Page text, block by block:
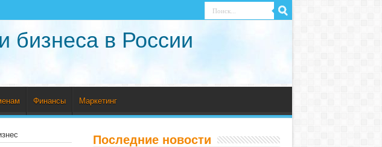
бизнеса в России
Финансы Маркетинг
Последние новости